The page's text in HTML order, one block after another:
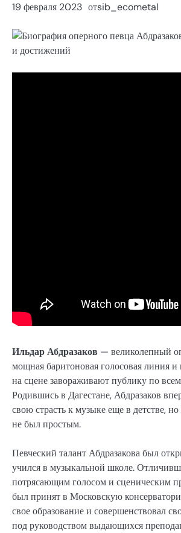
19 февраля 2023 отsib_ecometal
Ильдар Абдразаков — великолепный
мощная баритоновая голосовая линия и
на сцене завораживают публику по
Родившись в Дагестане, Абдразаков
свою страсть к музыке еще в детстве,
не был простым.
Певческий талант Абдразакова был
учился в музыкальной школе.
потрясающим голосом и сценическим
был принят в Московскую
свое образование и совершенствовал
под руководством выдающихся